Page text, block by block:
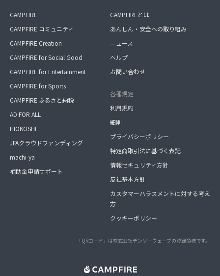
CAMPFIRE
CAMPFIRE コミュニティ
CAMPFIRE Creation
CAMPFIRE for Social Good
CAMPFIRE for Entertainment
CAMPFIRE for Sports
CAMPFIRE ふるさと納税
AD FOR ALL
HIOKOSHI
JFAクラウドファンディング
machi-ya
補助金申請サポート
CAMPFIREとは
あんしん・安全への取り組み
ニュース
ヘルプ
お問い合わせ
各種規定
利用規約
細則
プライバシーポリシー
特定商取引法に基づく表記
情報セキュリティ方針
反社基本方針
カスタマーハラスメントに対する考え
方
クッキーポリシー
「QRコード」は株式会社デンソーウェーブの登録商標です。